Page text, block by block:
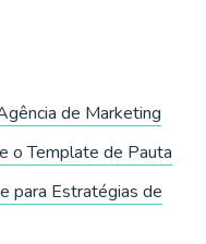
de Marketing
o Template de Pauta
para Estratégias de